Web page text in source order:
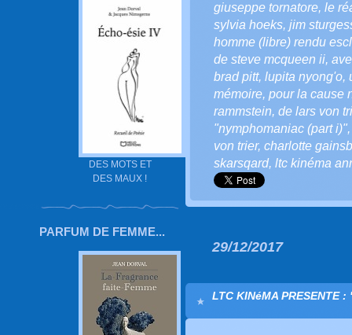
DES MOTS ET
DES MAUX !
PARFUM DE FEMME...
giuseppe tornatore, le
sylvia hoeks, jim
homme (libre) rendu
de steve mcqueen ii,
brad pitt, lupita nyong'o,
mémoire, pour la cause
rammstein, de lars von
"nymphomaniac (part i)"
von trier, charlotte
skarsqard, ltc kinéma
29/12/2017
LTC KINéMA